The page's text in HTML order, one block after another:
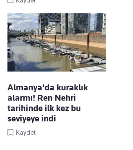
Almanya'da kuraklık
alarmı! Ren Nehri
tarihinde ilk kez bu
seviyeye indi
Kaydet